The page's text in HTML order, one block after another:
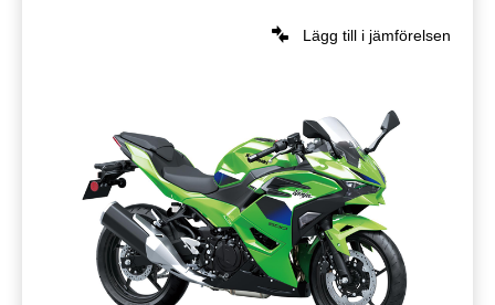
Lägg till i jämförelsen